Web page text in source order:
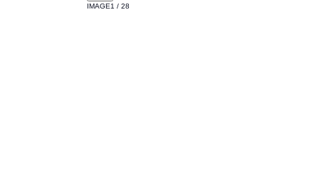
IMAGE1 / 28